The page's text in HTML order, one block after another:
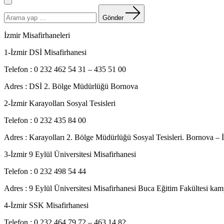
Menü
yapın:
Gönder
İzmir Misafirhaneleri
1-İzmir DSİ Misafirhanesi
Telefon : 0 232 462 54 31 – 435 51 00
Adres : DSİ 2. Bölge Müdürlüğü Bornova
2-İzmir Karayolları Sosyal Tesisleri
Telefon : 0 232 435 84 00
Adres : Karayolları 2. Bölge Müdürlüğü Sosyal Tesisleri. Bornova –
3-İzmir 9 Eylül Üniversitesi Misafirhanesi
Telefon : 0 232 498 54 44
Adres : 9 Eylül Üniversitesi Misafirhanesi Buca Eğitim Fakültesi
4-İzmir SSK Misafirhanesi
Telefon : 0 232 464 79 72 – 463 14 82